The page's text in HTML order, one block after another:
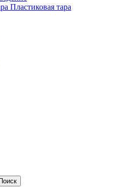
Пластиковая тара
Поиск